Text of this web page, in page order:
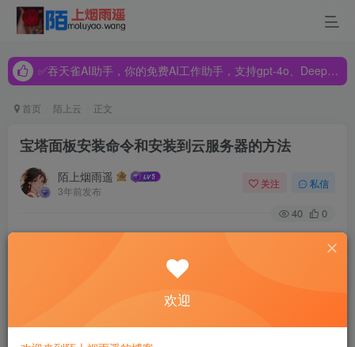
✅吞天雀AI助手，你的免费AI工作助手，支持gpt-4o、DeepSeek、Claude🔥🔥🔥🔥
✅吞天雀AI助手，你的免费AI工作助手，支持gpt-4o、DeepSeek、Claude🔥🔥🔥🔥
首页 陌上云 正文
宝塔面板安装命令和安装到云服务器的方法
陌上烟雨遥
3年前发布
关注 私信
40 0
LAMP/LNMP/集群/监控/网站/FTP/数据库/JAVA等100多项服
对于新手用云服务器来建站的话，宝塔面板是一个非常好用
欢迎